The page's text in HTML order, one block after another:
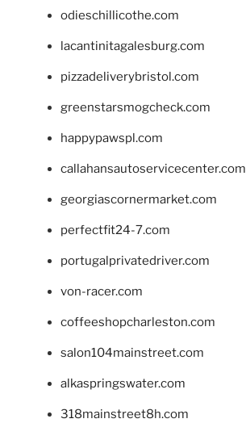
odieschillicothe.com
lacantinitagalesburg.com
pizzadeliverybristol.com
greenstarsmogcheck.com
happypawspl.com
callahansautoservicecenter.com
georgiascornermarket.com
perfectfit24-7.com
portugalprivatedriver.com
von-racer.com
coffeeshopcharleston.com
salon104mainstreet.com
alkaspringswater.com
318mainstreet8h.com